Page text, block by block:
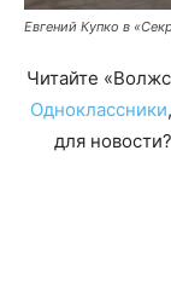
Евгений Купко в
Читайте
Одноклассники,
для